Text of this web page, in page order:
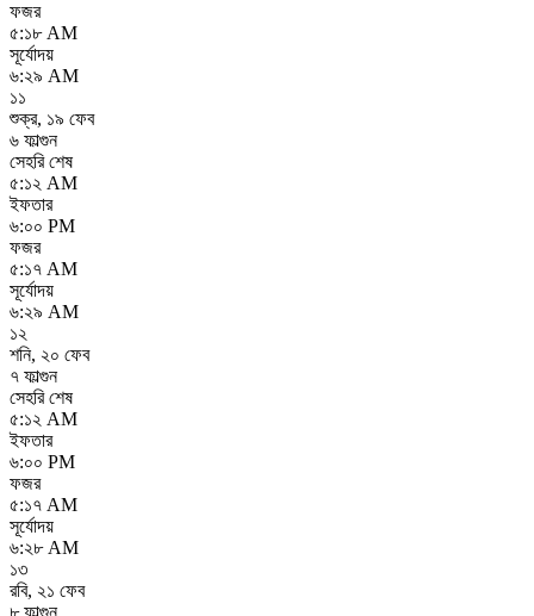
ফজর
৫:১৮ AM
সূর্যোদয়
৬:২৯ AM
১১
শুক্র, ১৯ ফেব
৬ ফাল্গুন
সেহরি শেষ
৫:১২ AM
ইফতার
৬:০০ PM
ফজর
৫:১৭ AM
সূর্যোদয়
৬:২৯ AM
১২
শনি, ২০ ফেব
৭ ফাল্গুন
সেহরি শেষ
৫:১২ AM
ইফতার
৬:০০ PM
ফজর
৫:১৭ AM
সূর্যোদয়
৬:২৮ AM
১৩
রবি, ২১ ফেব
৮ ফাল্গুন